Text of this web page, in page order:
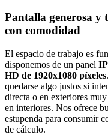
Pantalla generosa y
con comodidad
El espacio de trabajo es
disponemos de un panel
HD de 1920x1080 píxeles
quedarse algo justos si
directa o en exteriores
en interiores. Nos ofrece
estupenda para consumir
de cálculo.